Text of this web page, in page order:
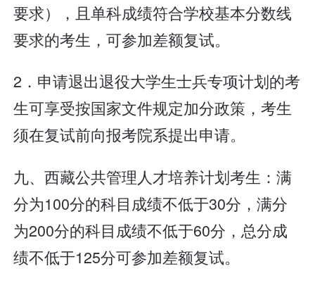
要求），且单科成绩符合学校基本分数线
要求的考生，可参加差额复试。
2．申请退出退役大学生士兵专项计划的考
生可享受按国家文件规定加分政策，考生
须在复试前向报考院系提出申请。
九、西藏公共管理人才培养计划考生：满
分为100分的科目成绩不低于30分，满分
为200分的科目成绩不低于60分，总分成
绩不低于125分可参加差额复试。